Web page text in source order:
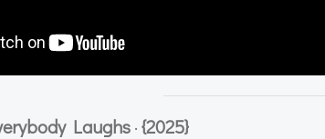
Laughs·{2025}